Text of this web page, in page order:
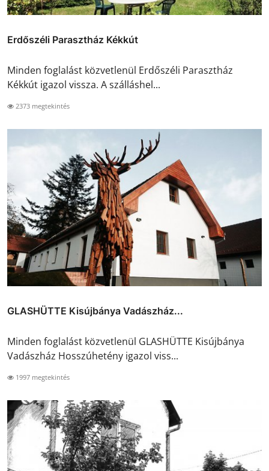
Erdőszéli Parasztház Kékkút
Minden foglalást közvetlenül Erdőszéli Parasztház
Kékkút igazol vissza. A szálláshel...
2373 megtekintés
GLASHÜTTE Kisújbánya Vadászház...
Minden foglalást közvetlenül GLASHÜTTE Kisújbánya
Vadászház Hosszúhetény igazol viss...
1997 megtekintés